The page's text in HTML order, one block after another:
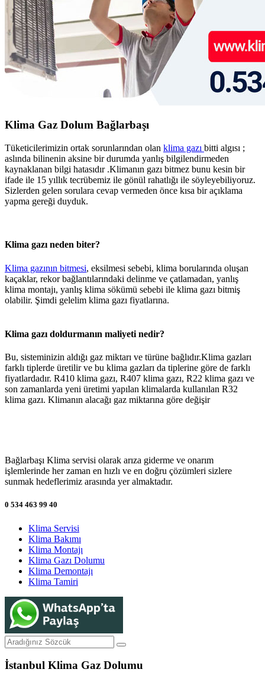
Klima Gaz Dolum Bağlarbaşı
Tüketicilerimizin ortak sorunlarından olan klima gazı bitti algısı ;
aslında bilinenin aksine bir durumda yanlış bilgilendirmeden
kaynaklanan bilgi hatasıdır .Klimanın gazı bitmez bunu kesin bir
ifade ile 15 yıllık tecrübemiz ile gönül rahatlığı ile söyleyebiliyoruz.
Sizlerden gelen sorulara cevap vermeden önce kısa bir açıklama
yapma gereği duyduk.
Klima gazı neden biter?
Klima gazının bitmesi, eksilmesi sebebi, klima borularında oluşan
kaçaklar, rekor bağlantılarındaki delinme ve çatlamadan, yanlış
klima montajı, yanlış klima sökümü sebebi ile klima gazı bitmiş
olabilir. Şimdi gelelim klima gazı fiyatlarına.
Klima gazı doldurmanın maliyeti nedir?
Bu, sisteminizin aldığı gaz miktarı ve türüne bağlıdır.Klima gazları
farklı tiplerde üretilir ve bu klima gazları da tiplerine göre de farklı
fiyatlardadır. R410 klima gazı, R407 klima gazı, R22 klima gazı ve
son zamanlarda yeni üretimi yapılan klimalarda kullanılan R32
klima gazı. Klimanın alacağı gaz miktarına göre değişir
Bağlarbaşı Klima servisi olarak arıza giderme ve onarım
işlemlerinde her zaman en hızlı ve en doğru çözümleri sizlere
sunmak hedeflerimiz arasında yer almaktadır.
0 534 463 99 40
Klima Servisi
Klima Bakımı
Klima Montajı
Klima Gazı Dolumu
Klima Demontajı
Klima Tamiri
İstanbul Klima Gaz Dolumu